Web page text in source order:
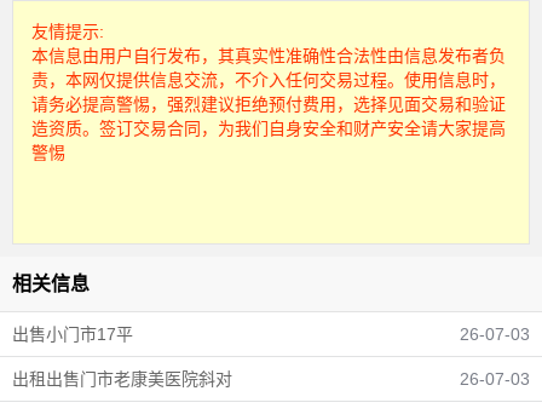
友情提示:
本信息由用户自行发布，其真实性准确性合法性由信息发布者负
责，本网仅提供信息交流，不介入任何交易过程。使用信息时，
请务必提高警惕，强烈建议拒绝预付费用，选择见面交易和验证
造资质。签订交易合同，为我们自身安全和财产安全请大家提高
警惕
相关信息
出售小门市17平 26-07-03
出租出售门市老康美医院斜对 26-07-03